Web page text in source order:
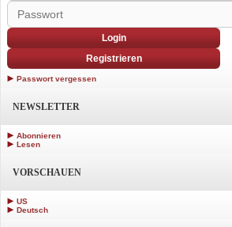
Login
Registrieren
Passwort vergessen
NEWSLETTER
Abonnieren
Lesen
VORSCHAUEN
US
Deutsch